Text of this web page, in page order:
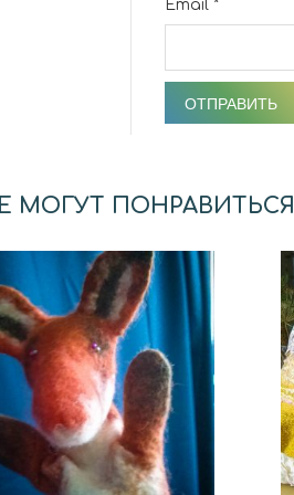
Email *
МОГУТ ПОНРАВИТЬСЯ